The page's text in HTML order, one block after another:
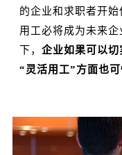
的企业和求职者开
用工必将成为未来
下， 企业如果可以
“灵活用工”方面也可